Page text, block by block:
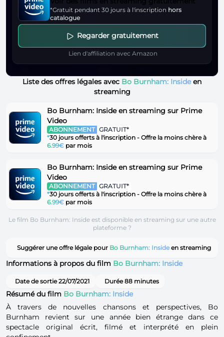
*Gratuit pendant 30 jours à l'inscription hors
catalogue
Regarder gratuitement
Lien d'affiliation avec Amazon
Liste des offres légales avec Bo Burnham: Inside en
streaming
Bo Burnham: Inside en streaming sur Prime
Video
ABONNEMENT GRATUIT*
*30 jours offerts à l'inscription - Offre la moins chère à
6.99€ par mois
Bo Burnham: Inside en streaming sur Prime
Video
ABONNEMENT GRATUIT*
*30 jours offerts à l'inscription - Offre la moins chère à
6.99€ par mois
Le film Bo Burnham: Inside est disponible en streaming sur une autre
plateforme ?
Suggérer une offre légale pour Bo Burnham: Inside en streaming
Informations à propos du film Bo Burnham: Inside
Date de sortie 22/07/2021 Durée 88 minutes
Résumé du film Bo Burnham: Inside
À travers de nouvelles chansons et perspectives, Bo
Burnham revient sur une année bien étrange dans ce
spectacle original écrit, filmé et interprété en plein